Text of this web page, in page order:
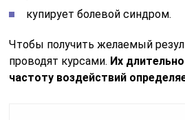
купирует болевой синдром.
Чтобы получить желаемый
проводят курсами. Их
частоту воздействий